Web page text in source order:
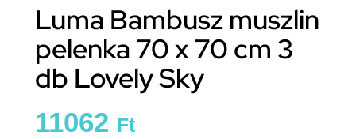
Luma Bambusz muszlin
pelenka 70 x 70 cm 3
db Lovely Sky
11062 Ft